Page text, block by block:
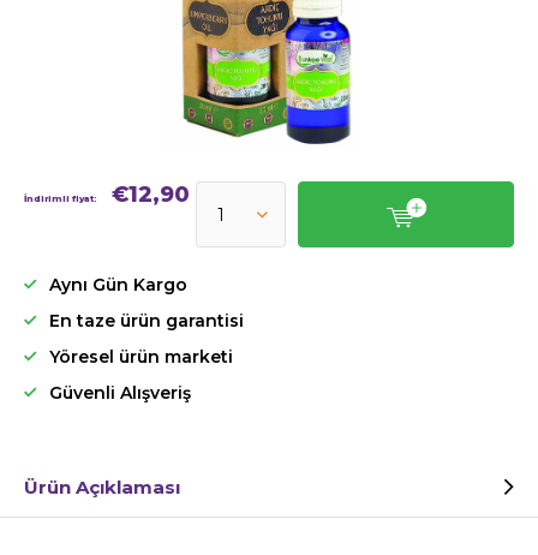
İndirimli fiyat: €12,90
Aynı Gün Kargo
En taze ürün garantisi
Yöresel ürün marketi
Güvenli Alışveriş
Ürün Açıklaması